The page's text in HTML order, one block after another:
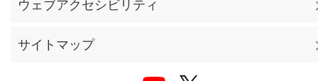
ウェブアクセシビリティ
サイトマップ